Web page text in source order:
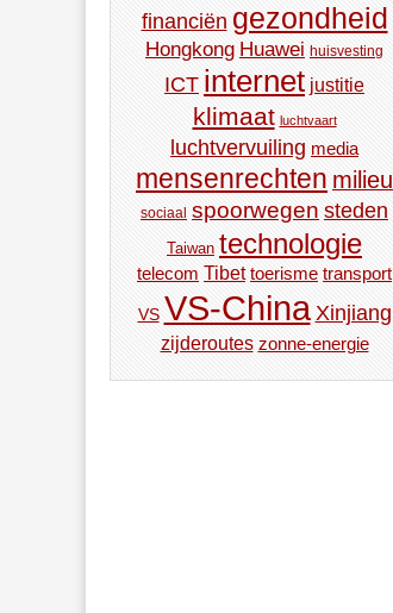
financiën gezondheid
Hongkong Huawei huisvesting
ICT internet justitie
klimaat luchtvaart
luchtvervuiling media
mensenrechten milieu
sociaal spoorwegen steden
Taiwan technologie
telecom Tibet toerisme transport
VS VS-China Xinjiang
zijderoutes zonne-energie